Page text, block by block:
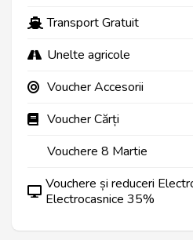
Transport Gratuit
Unelte agricole
Voucher Accesorii
Voucher Cărți
Vouchere 8 Martie
Vouchere și reduceri
Electrocasnice 35%